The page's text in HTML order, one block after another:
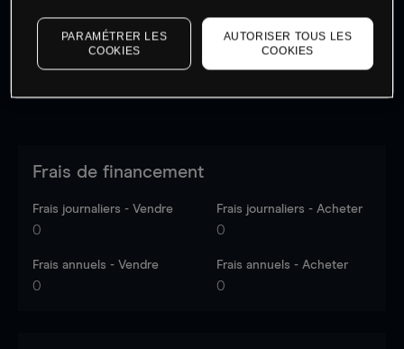
Frais de financement
Frais journaliers - Vendre
0
Frais journaliers - Acheter
0
Frais annuels - Vendre
0
Frais annuels - Acheter
0
PARAMÉTRER LES
COOKIES
AUTORISER TOUS LES
COOKIES